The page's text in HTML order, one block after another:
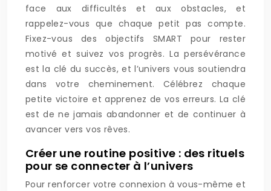
face aux difficultés et aux obstacles, et
rappelez-vous que chaque petit pas compte.
Fixez-vous des objectifs SMART pour rester
motivé et suivez vos progrès. La persévérance
est la clé du succès, et l’univers vous soutiendra
dans votre cheminement. Célébrez chaque
petite victoire et apprenez de vos erreurs. La clé
est de ne jamais abandonner et de continuer à
avancer vers vos rêves.
Créer une routine positive : des rituels
pour se connecter à l’univers
Pour renforcer votre connexion à vous-même et